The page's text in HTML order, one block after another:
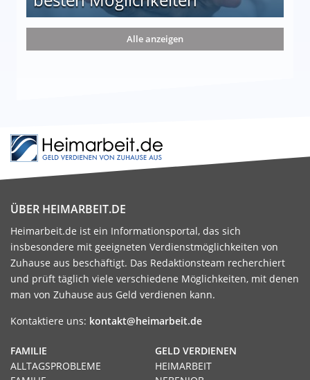
die 15 besten Möglichkeiten
Alle anzeigen
ÜBER HEIMARBEIT.DE
Heimarbeit.de ist ein Informationsportal, das sich
insbesondere mit geeigneten Verdienstmöglichkeiten von
Zuhause aus beschäftigt. Das Redaktionsteam recherchiert
und prüft täglich viele verschiedene Möglichkeiten, mit denen
man von Zuhause aus Geld verdienen kann.
Kontaktiere uns: kontakt@heimarbeit.de
GELD VERDIENEN
HEIMARBEIT
FAMILIE
ALLTAGSPROBLEME